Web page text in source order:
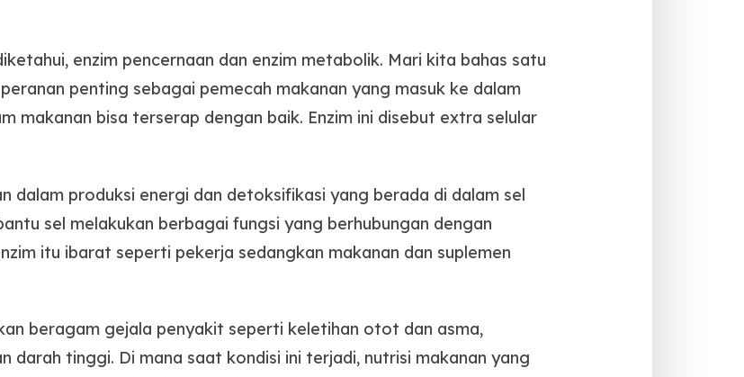
enzim pencernaan dan enzim metabolik. Mari kita bahas satu
penting sebagai pemecah makanan yang masuk ke dalam
makanan bisa terserap dengan baik. Enzim ini disebut extra selular
dalam produksi energi dan detoksifikasi yang berada di dalam sel
sel melakukan berbagai fungsi yang berhubungan dengan
itu ibarat seperti pekerja sedangkan makanan dan suplemen
beragam gejala penyakit seperti keletihan otot dan asma,
darah tinggi. Di mana saat kondisi ini terjadi, nutrisi makanan yang